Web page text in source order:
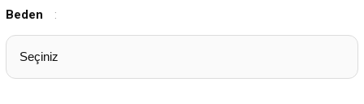
Beden :